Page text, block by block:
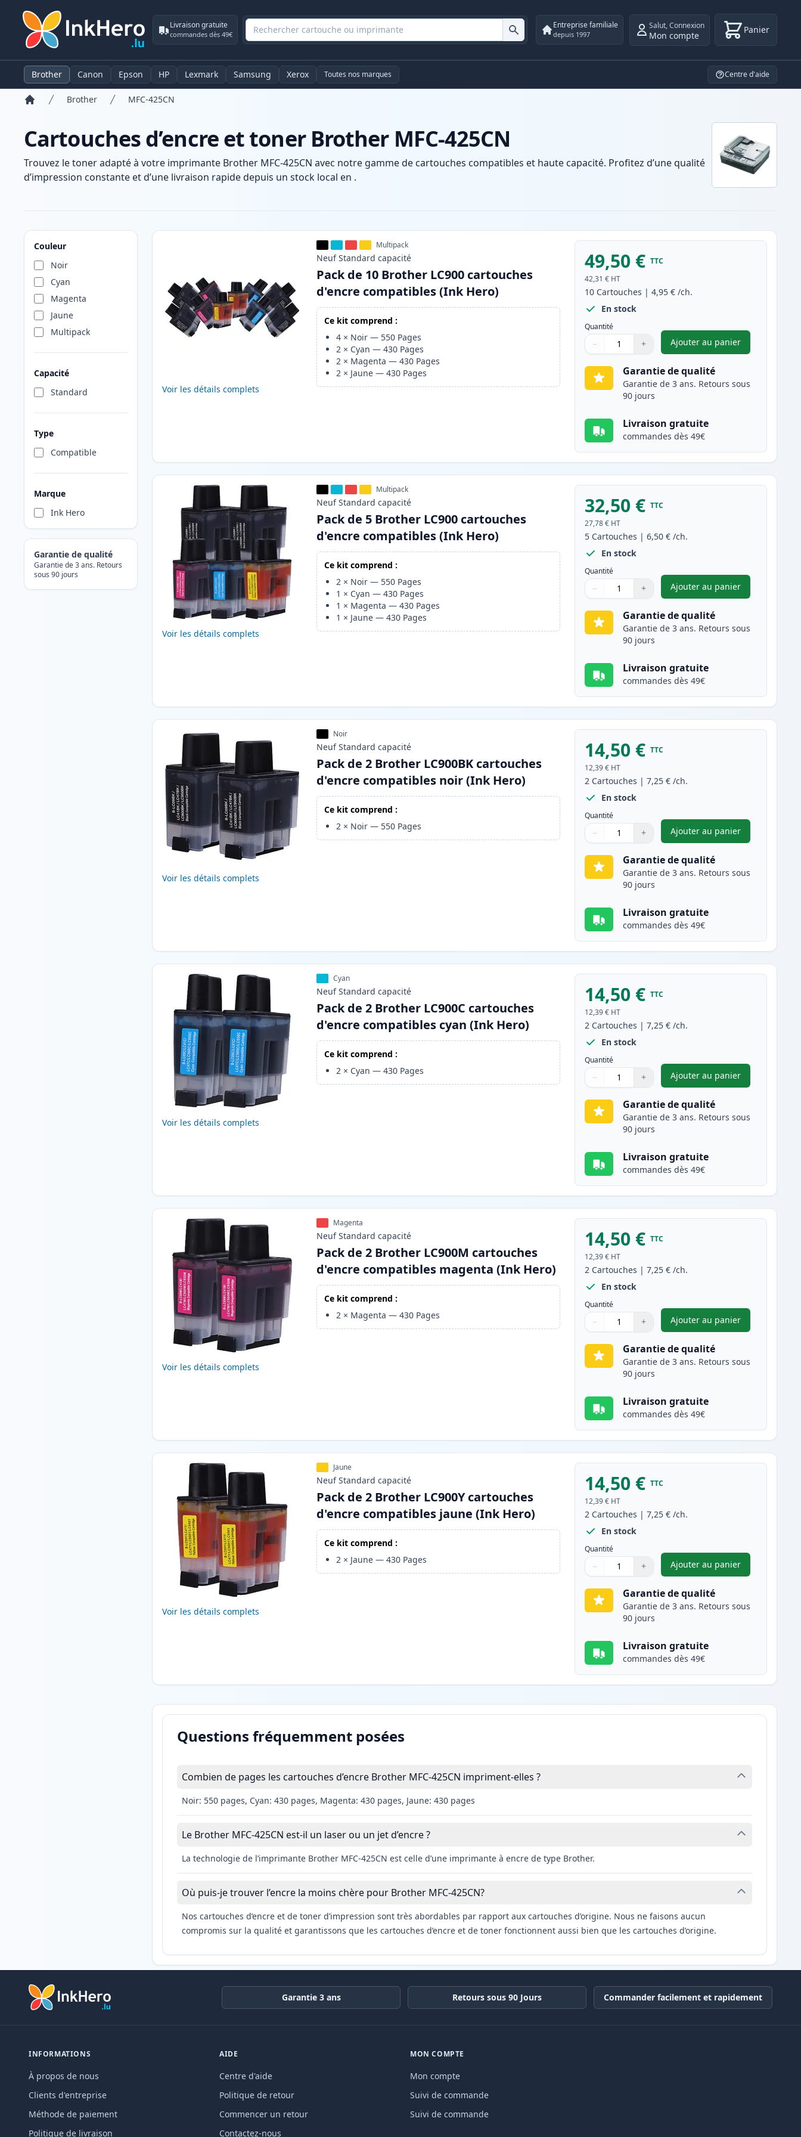
Livraison gratuite
commandes dès 49€
Entreprise familiale
depuis 1997
Salut,Connexion
Mon compte Panier
Brother Canon Epson HP Lexmark Samsung Xerox Toutes nos marques Centre d'aide
Brother MFC-425CN
Cartouches d’encre et toner Brother MFC-425CN
Trouvez le toner adapté à votre imprimante Brother MFC-425CN avec notre gamme de cartouches compatibles et haute capacité. Profitez d’une qualité
d’impression constante et d’une livraison rapide depuis un stock local en .
Couleur
Noir
Cyan
Magenta
Jaune
Multipack
Capacité
Standard
Type
Compatible
Marque
Ink Hero
Garantie de qualité
Garantie de 3 ans. Retours
sous 90 jours
Produits
Voir les détails complets
Multipack
Neuf Standard capacité
Pack de 10 Brother LC900 cartouches
d'encre compatibles (Ink Hero)
Ce kit comprend :
4 × Noir — 550 Pages
2 × Cyan —430 Pages
2 × Magenta —430 Pages
2 × Jaune —430 Pages
49,50 € TTC
42,31 € HT
10 Cartouches |4,95 € /ch.
En stock
Quantité
Quantité
Utilisez les boutons pour ajuster
− +
Quantité
Ajouter au panier
,Pack de 10 Brother
Garantie de qualité
Garantie de 3 ans. Retours sous
90 jours
Livraison gratuite
commandes dès 49€
Voir les détails complets
Multipack
Neuf Standard capacité
Pack de 5 Brother LC900 cartouches
d'encre compatibles (Ink Hero)
Ce kit comprend :
2 × Noir — 550 Pages
1 × Cyan —430 Pages
1 × Magenta —430 Pages
1 × Jaune —430 Pages
32,50 € TTC
27,78 € HT
5 Cartouches |6,50 € /ch.
En stock
Quantité
Quantité
Utilisez les boutons pour ajuster
− +
Quantité
Ajouter au panier
,Pack de 5 Brother
Garantie de qualité
Garantie de 3 ans. Retours sous
90 jours
Livraison gratuite
commandes dès 49€
Voir les détails complets
Noir
Neuf Standard capacité
Pack de 2 Brother LC900BK cartouches
d'encre compatibles noir (Ink Hero)
Ce kit comprend :
2 × Noir — 550 Pages
14,50 € TTC
12,39 € HT
2 Cartouches |7,25 € /ch.
En stock
Quantité
Quantité
Utilisez les boutons pour ajuster
− +
Quantité
Ajouter au panier
,Pack de 2 Brother
Garantie de qualité
Garantie de 3 ans. Retours sous
90 jours
Livraison gratuite
commandes dès 49€
Voir les détails complets
Cyan
Neuf Standard capacité
Pack de 2 Brother LC900C cartouches
d'encre compatibles cyan (Ink Hero)
Ce kit comprend :
2 × Cyan —430 Pages
14,50 € TTC
12,39 € HT
2 Cartouches |7,25 € /ch.
En stock
Quantité
Quantité
Utilisez les boutons pour ajuster
− +
Quantité
Ajouter au panier
,Pack de 2 Brother
Garantie de qualité
Garantie de 3 ans. Retours sous
90 jours
Livraison gratuite
commandes dès 49€
Voir les détails complets
Magenta
Neuf Standard capacité
Pack de 2 Brother LC900M cartouches
d'encre compatibles magenta (Ink Hero)
Ce kit comprend :
2 × Magenta —430 Pages
14,50 € TTC
12,39 € HT
2 Cartouches |7,25 € /ch.
En stock
Quantité
Quantité
Utilisez les boutons pour ajuster
− +
Quantité
Ajouter au panier
,Pack de 2 Brother
Garantie de qualité
Garantie de 3 ans. Retours sous
90 jours
Livraison gratuite
commandes dès 49€
Voir les détails complets
Jaune
Neuf Standard capacité
Pack de 2 Brother LC900Y cartouches
d'encre compatibles jaune (Ink Hero)
Ce kit comprend :
2 × Jaune —430 Pages
14,50 € TTC
12,39 € HT
2 Cartouches |7,25 € /ch.
En stock
Quantité
Quantité
Utilisez les boutons pour ajuster
− +
Quantité
Ajouter au panier
,Pack de 2 Brother
Garantie de qualité
Garantie de 3 ans. Retours sous
90 jours
Livraison gratuite
commandes dès 49€
Questions fréquemment posées
Combien de pages les cartouches d’encre Brother MFC-425CN impriment-elles ?
Noir: 550 pages, Cyan: 430 pages, Magenta: 430 pages, Jaune: 430 pages
Le Brother MFC-425CN est-il un laser ou un jet d’encre ?
La technologie de l’imprimante Brother MFC-425CN est celle d’une imprimante à encre de type Brother.
Où puis-je trouver l’encre la moins chère pour Brother MFC-425CN?
Nos cartouches d’encre et de toner d’impression sont très abordables par rapport aux cartouches d’origine. Nous ne faisons aucun
compromis sur la qualité et garantissons que les cartouches d’encre et de toner fonctionnent aussi bien que les cartouches d’origine.
Garantie 3 ans Retours sous 90 Jours Commander facilement et rapidement
INFORMATIONS
À propos de nous
Clients d'entreprise
Méthode de paiement
Politique de livraison
AIDE
Centre d'aide
Politique de retour
Commencer un retour
Contactez-nous
MON COMPTE
Mon compte
Suivi de commande
Suivi de commande